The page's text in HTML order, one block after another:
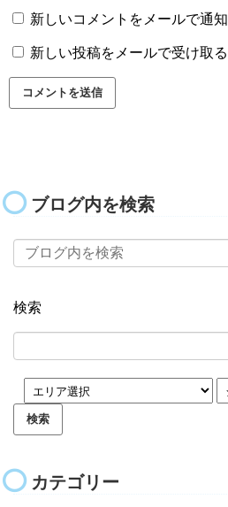
新しいコメントをメールで通知
新しい投稿をメールで受け取る
ブログ内を検索
検索
カテゴリー